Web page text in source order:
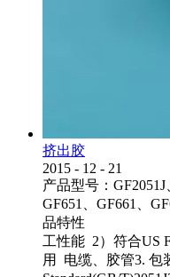
挤出胶
2015 - 12 - 21
产品型号：GF2051J
GF651、GF661、
品特性 1
工性能 2）符合US
用 电缆、胶管3. 包